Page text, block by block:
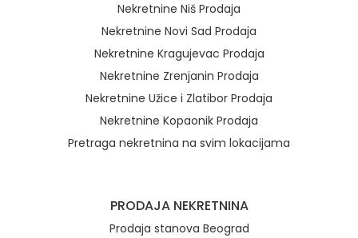
Nekretnine Niš Prodaja
Nekretnine Novi Sad Prodaja
Nekretnine Kragujevac Prodaja
Nekretnine Zrenjanin Prodaja
Nekretnine Užice i Zlatibor Prodaja
Nekretnine Kopaonik Prodaja
Pretraga nekretnina na svim lokacijama
PRODAJA NEKRETNINA
Prodaja stanova Beograd